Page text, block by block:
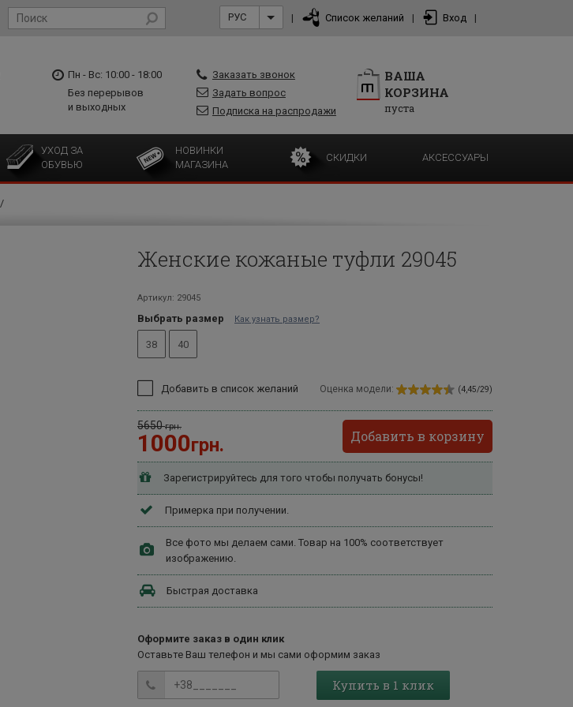
РУС | Список желаний | Вход |
Пн - Вс: 10:00 - 18:00
Без перерывов
и выходных
Заказать звонок
Задать вопрос
Подписка на распродажи
ВАША
КОРЗИНА
пуста
УХОД ЗА
ОБУВЬЮ
НОВИНКИ
МАГАЗИНА
СКИДКИ АКСЕССУАРЫ
Женские кожаные туфли 29045
Артикул: 29045
Выбрать размер Как узнать размер?
38 40
Добавить в список желаний Оценка модели: (4,45/29)
5650грн.
1000грн. Добавить в корзину
Зарегистрируйтесь для того чтобы получать бонусы!
Примерка при получении.
Все фото мы делаем сами. Товар на 100% соответствует
изображению.
Быстрая доставка
Оформите заказ в один клик
Оставьте Ваш телефон и мы сами оформим заказ
Купить в 1 клик